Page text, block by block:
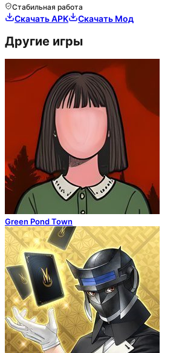
Стабильная работа
Скачать APK Скачать Мод
Другие игры
Green Pond Town